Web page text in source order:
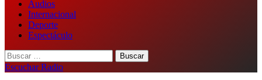
Audios
Internacional
Deporte
Espectáculo
Buscar:
Escuchar Radio